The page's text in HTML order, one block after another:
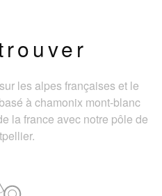
les alpes françaises et le
à chamonix mont-blanc
la france avec notre pôle de